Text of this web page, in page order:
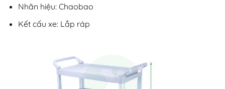
Nhãn hiệu: Chaobao
Kết cấu xe: Lắp ráp